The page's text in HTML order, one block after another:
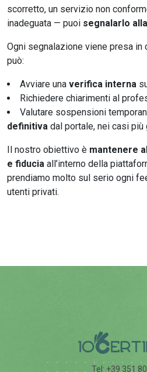
scorretto, un servizio non
inadeguata — puoi segnalarlo
Ogni segnalazione viene presa
può:
Avviare una verifica interna
Richiedere chiarimenti al
Valutare sospensioni
definitiva dal portale, nei casi più
Il nostro obiettivo è mantenere
e fiducia all’interno della
prendiamo molto sul serio ogni
utenti privati.
Tel: +39 351